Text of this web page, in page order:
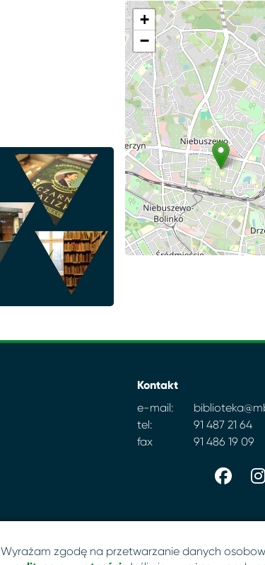
+
−
Kontakt
e-mail:
tel:
91 487 21 64
fax
91 486 19 09
Wyrażam zgodę na przetwarzanie danych